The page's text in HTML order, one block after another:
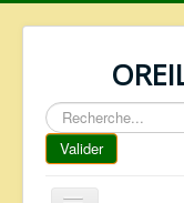
Rechercher
Valider